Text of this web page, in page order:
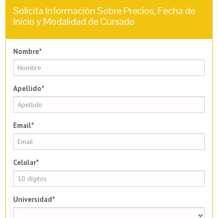
Solicita Información Sobre Precios, Fecha de
Inicio y Modalidad de Cursado
Nombre*
Apellido*
Email*
Celular*
Universidad*